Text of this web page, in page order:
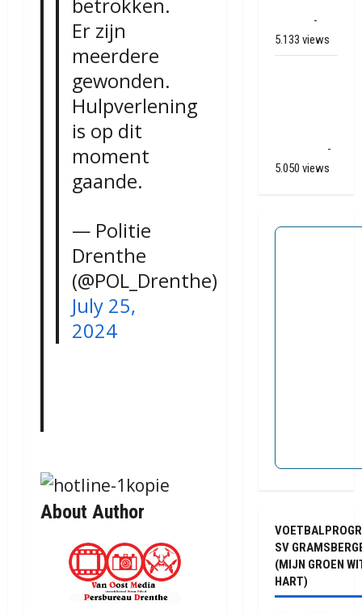
betrokken.
Er zijn
meerdere
gewonden.
Hulpverlening
is op dit
moment
gaande.
— Politie
Drenthe
(@POL_Drenthe)
July 25,
2024
About Author
-
5.133 views
-
5.050 views
SV
(MIJN GROEN
HART)